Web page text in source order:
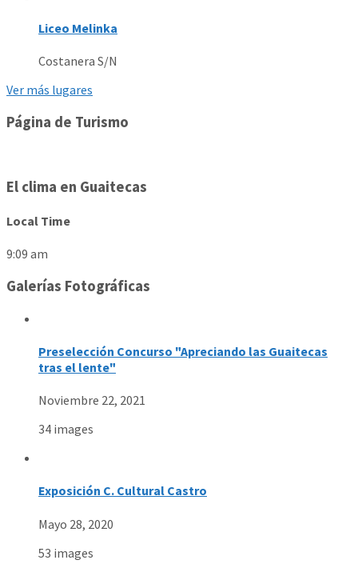
Liceo Melinka
Costanera S/N
Ver más lugares
Página de Turismo
El clima en Guaitecas
Local Time
9:09 am
Galerías Fotográficas
Preselección Concurso "Apreciando las Guaitecas
tras el lente"
Noviembre 22, 2021
34 images
Exposición C. Cultural Castro
Mayo 28, 2020
53 images